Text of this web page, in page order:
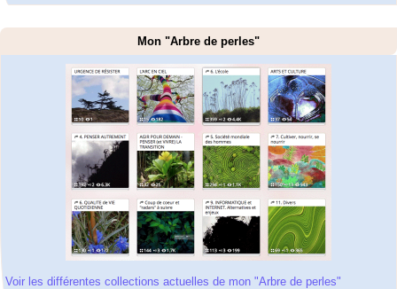
Mon "Arbre de perles"
Voir les différentes collections actuelles de mon "Arbre de perles"